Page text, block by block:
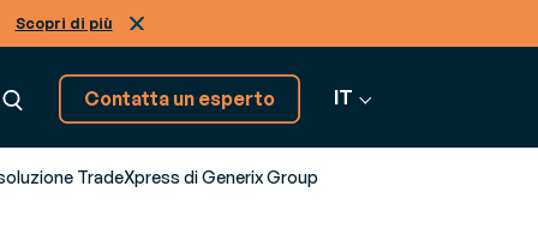
Scopri di più
Contatta un esperto IT
TradeXpress di Generix Group